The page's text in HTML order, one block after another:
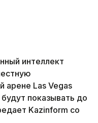
интеллект
арене Las Vegas
показывать до
Kazinform со